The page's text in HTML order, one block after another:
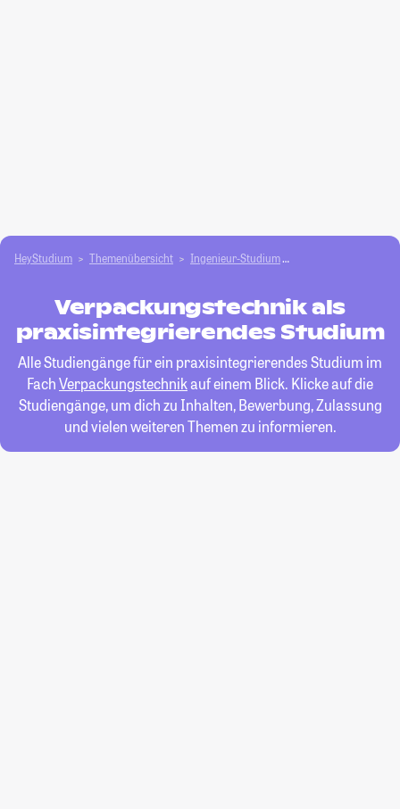
HeyStudium Themenübersicht Ingenieur-Studium
Verpackungstechnik als
praxisintegrierendes Studium
Alle Studiengänge für ein praxisintegrierendes Studium im
FachVerpackungstechnikauf einem Blick. Klicke auf die
Studiengänge, um dich zu Inhalten, Bewerbung, Zulassung
und vielen weiteren Themen zu informieren.